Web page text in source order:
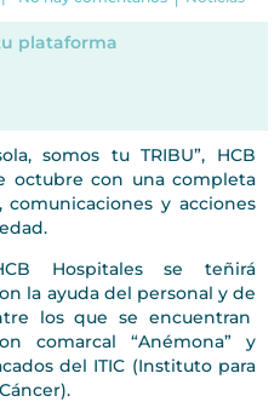
plataforma
somos tu TRIBU”, HCB
octubre con una completa
comunicaciones y acciones
Hospitales se teñirá
la ayuda del personal y de
los que se encuentran
comarcal “Anémona” y
del ITIC (Instituto para